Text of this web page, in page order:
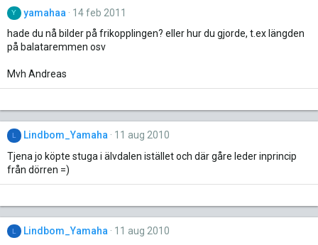
Y yamahaa
14 feb 2011
hade du nå bilder på frikopplingen? eller hur du gjorde, t.ex längden
på balataremmen osv
Mvh Andreas
L Lindbom_Yamaha
11 aug 2010
Tjena jo köpte stuga i älvdalen istället och där gåre leder inprincip
från dörren =)
L Lindbom_Yamaha
11 aug 2010